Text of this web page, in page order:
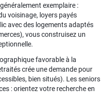
exemplaire :
voisinage, loyers payés
avec des logements adaptés
vous construisez un
favorable à la
crée une demande pour
bien situés). Les seniors
: orientez votre recherche en